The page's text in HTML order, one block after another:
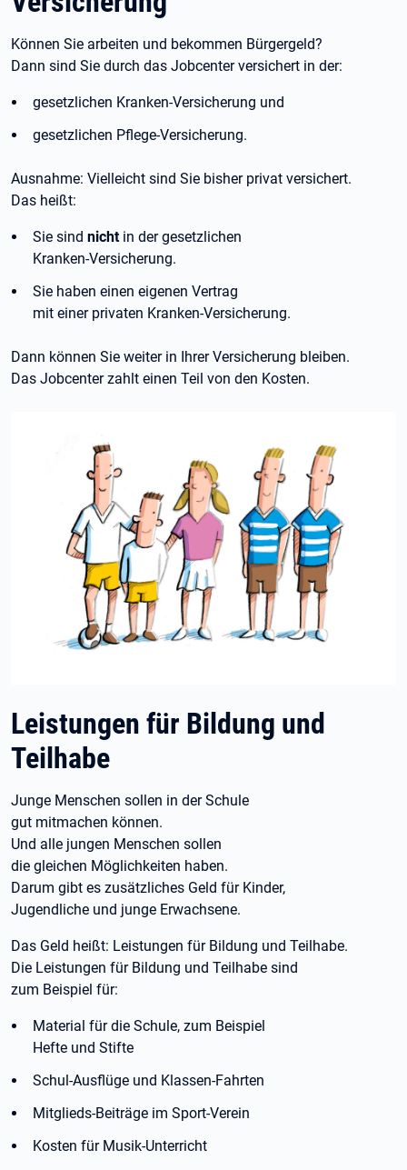
Können Sie arbeiten und bekommen Bürgergeld?
Dann sind Sie durch das Jobcenter versichert in der:
gesetzlichen Kranken-Versicherung und
gesetzlichen Pflege-Versicherung.
Ausnahme: Vielleicht sind Sie bisher privat versichert.
Das heißt:
Sie sind nicht in der gesetzlichen
Kranken-Versicherung.
Sie haben einen eigenen Vertrag
mit einer privaten Kranken-Versicherung.
Dann können Sie weiter in Ihrer Versicherung bleiben.
Das Jobcenter zahlt einen Teil von den Kosten.
Leistungen für Bildung und
Teilhabe
Junge Menschen sollen in der Schule
gut mitmachen können.
Und alle jungen Menschen sollen
die gleichen Möglichkeiten haben.
Darum gibt es zusätzliches Geld für Kinder,
Jugendliche und junge Erwachsene.
Das Geld heißt: Leistungen für Bildung und Teilhabe.
Die Leistungen für Bildung und Teilhabe sind
zum Beispiel für:
Material für die Schule, zum Beispiel
Hefte und Stifte
Schul-Ausflüge und Klassen-Fahrten
Mitglieds-Beiträge im Sport-Verein
Kosten für Musik-Unterricht